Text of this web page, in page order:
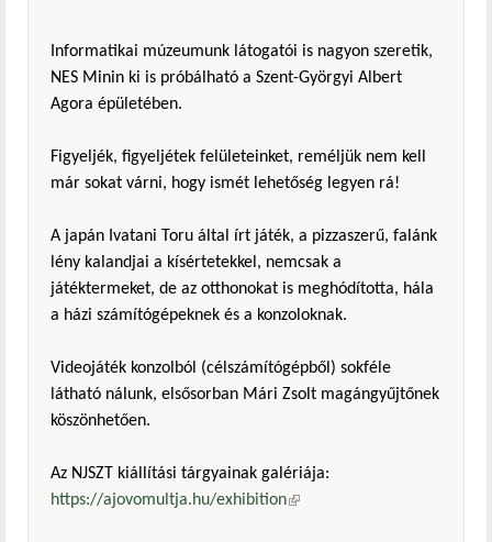
Informatikai múzeumunk látogatói is nagyon szeretik,
NES Minin ki is próbálható a Szent-Györgyi Albert
Agora épületében.
Figyeljék, figyeljétek felületeinket, reméljük nem kell
már sokat várni, hogy ismét lehetőség legyen rá!
A japán Ivatani Toru által írt játék, a pizzaszerű, falánk
lény kalandjai a kísértetekkel, nemcsak a
játéktermeket, de az otthonokat is meghódította, hála
a házi számítógépeknek és a konzoloknak.
Videojáték konzolból (célszámítógépből) sokféle
látható nálunk, elsősorban Mári Zsolt magángyűjtőnek
köszönhetően.
Az NJSZT kiállítási tárgyainak galériája:
https://ajovomultja.hu/exhibition(külső hivatkozás)